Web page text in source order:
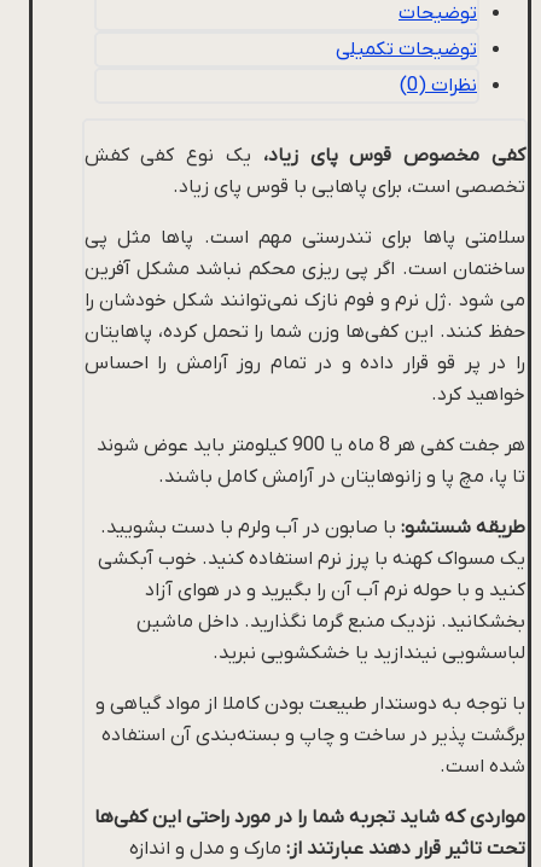
توضیحات
توضیحات تکمیلی
نظرات (0)
کفی مخصوص قوس پای زیاد، یک نوع کفی کفش
تخصصی است، برای پاهایی با قوس پای زیاد.
سلامتی پاها برای تندرستی مهم است. پاها مثل پی
ساختمان است. اگر پی ریزی محکم نباشد مشکل آفرین
می شود .ژل نرم و فوم نازک نمی‌توانند شکل خودشان را
حفظ کنند. این کفی‌ها وزن شما را تحمل کرده، پاهایتان
را در پر قو قرار داده و در تمام روز آرامش را احساس
خواهید کرد.
هر جفت کفی هر 8 ماه یا 900 کیلومتر باید عوض شوند
تا پا‌، مچ پا و زانوهایتان در آرامش کامل باشند.
طریقه شستشو: با صابون در آب ولرم با دست بشویید.
یک مسواک کهنه با پرز نرم استفاده کنید. خوب آبکشی
کنید و با حوله نرم آب آن را بگیرید و در هوای آزاد
بخشکانید. نزدیک منبع گرما نگذارید. داخل ماشین
لباسشویی نیندازید یا خشکشویی نبرید.
با توجه به دوستدار طبیعت بودن کاملا از مواد گیاهی و
برگشت پذیر در ساخت و چاپ و بسته‌بندی آن استفاده
شده است.
مواردی که شاید تجربه شما را در مورد راحتی این کفی‌ها
تحت تاثیر قرار دهند عبارتند از: مارک و مدل و اندازه